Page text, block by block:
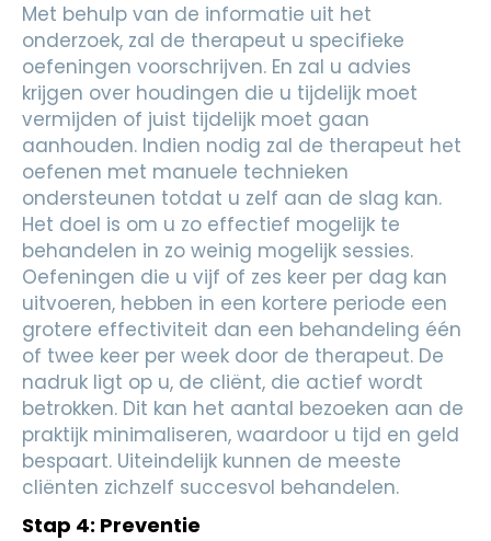
Met behulp van de informatie uit het
onderzoek, zal de therapeut u specifieke
oefeningen voorschrijven. En zal u advies
krijgen over houdingen die u tijdelijk moet
vermijden of juist tijdelijk moet gaan
aanhouden. Indien nodig zal de therapeut het
oefenen met manuele technieken
ondersteunen totdat u zelf aan de slag kan.
Het doel is om u zo effectief mogelijk te
behandelen in zo weinig mogelijk sessies.
Oefeningen die u vijf of zes keer per dag kan
uitvoeren, hebben in een kortere periode een
grotere effectiviteit dan een behandeling één
of twee keer per week door de therapeut. De
nadruk ligt op u, de cliënt, die actief wordt
betrokken. Dit kan het aantal bezoeken aan de
praktijk minimaliseren, waardoor u tijd en geld
bespaart. Uiteindelijk kunnen de meeste
cliënten zichzelf succesvol behandelen.
Stap 4: Preventie